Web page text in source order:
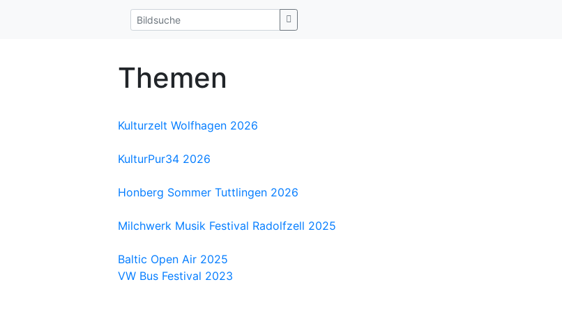
Themen
Kulturzelt Wolfhagen 2026
KulturPur34 2026
Honberg Sommer Tuttlingen 2026
Milchwerk Musik Festival Radolfzell 2025
Baltic Open Air 2025
VW Bus Festival 2023